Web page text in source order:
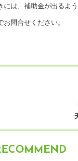
は、補助金が出るよう
問合せください。